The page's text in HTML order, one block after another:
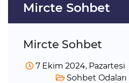
Mircte Sohbet
Mircte Sohbet
7 Ekim 2024, Pazartesi
Sohbet Odaları